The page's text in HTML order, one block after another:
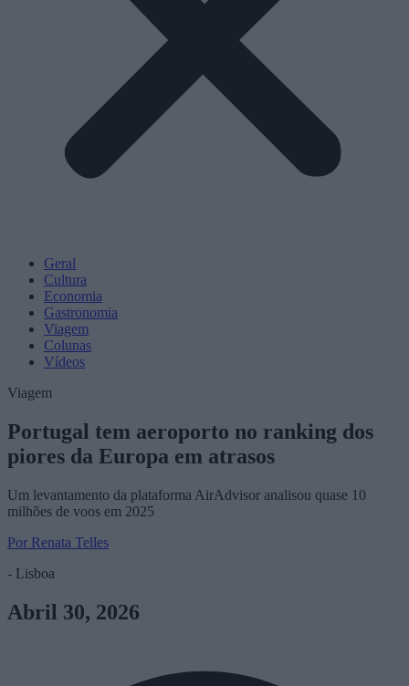
Geral
Cultura
Economia
Gastronomia
Viagem
Colunas
Vídeos
Viagem
Portugal tem aeroporto no ranking dos
piores da Europa em atrasos
Um levantamento da plataforma AirAdvisor analisou quase 10
milhões de voos em 2025
Por Renata Telles
- Lisboa
Abril 30, 2026